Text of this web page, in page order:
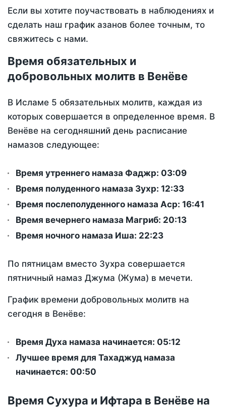
Если вы хотите поучаствовать в наблюдениях и
сделать наш график азанов более точным, то
свяжитесь с нами.
Время обязательных и
добровольных молитв в Венёве
В Исламе 5 обязательных молитв, каждая из
которых совершается в определенное время. В
Венёве на сегодняшний день расписание
намазов следующее:
Время утреннего намаза Фаджр: 03:09
Время полуденного намаза Зухр: 12:33
Время послеполуденного намаза Аср: 16:41
Время вечернего намаза Магриб: 20:13
Время ночного намаза Иша: 22:23
По пятницам вместо Зухра совершается
пятничный намаз Джума (Жума) в мечети.
График времени добровольных молитв на
сегодня в Венёве:
Время Духа намаза начинается: 05:12
Лучшее время для Тахаджуд намаза
начинается: 00:50
Время Сухура и Ифтара в Венёве на